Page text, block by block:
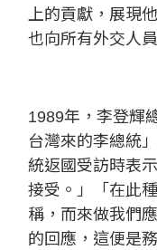
上的貢獻，展現
也向所有外交人
1989年，李登輝
台灣來的李總統
統返國受訪時表
接受。」「在此
稱，而來做我們
的回應，這便是